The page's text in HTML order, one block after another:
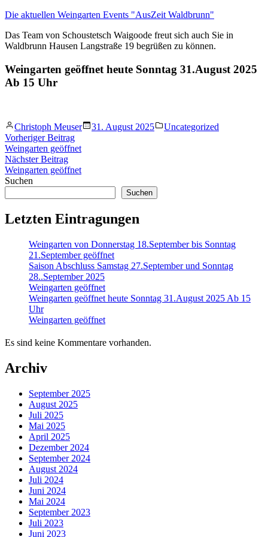
Zum
springen
Die aktuellen Weingarten Events "AusZeit Waldbrunn"
Das Team von Schoustetsch Waigoode freut sich auch Sie in
Waldbrunn Hausen Langstraße 19 begrüßen zu können.
Weingarten geöffnet heute Sonntag 31.August 2025
Ab 15 Uhr
Veröffentlicht
von
Christoph Meuser 31. August 2025
Veröffentlicht
Uncategorized
Beitragsnavigation
Vorheriger BeitragVorheriger
Beitrag:
Weingarten geöffnet
Nächster BeitragNächster
Beitrag:
Weingarten geöffnet
Suchen
Suchen
Letzten Eintragungen
Weingarten von Donnerstag 18.September bis Sonntag
21.September geöffnet
Saison Abschluss Samstag 27.September und Sonntag
28..September 2025
Weingarten geöffnet
Weingarten geöffnet heute Sonntag 31.August 2025 Ab 15
Uhr
Weingarten geöffnet
Es sind keine Kommentare vorhanden.
Archiv
September 2025
August 2025
Juli 2025
Mai 2025
April 2025
Dezember 2024
September 2024
August 2024
Juli 2024
Juni 2024
Mai 2024
September 2023
Juli 2023
Juni 2023